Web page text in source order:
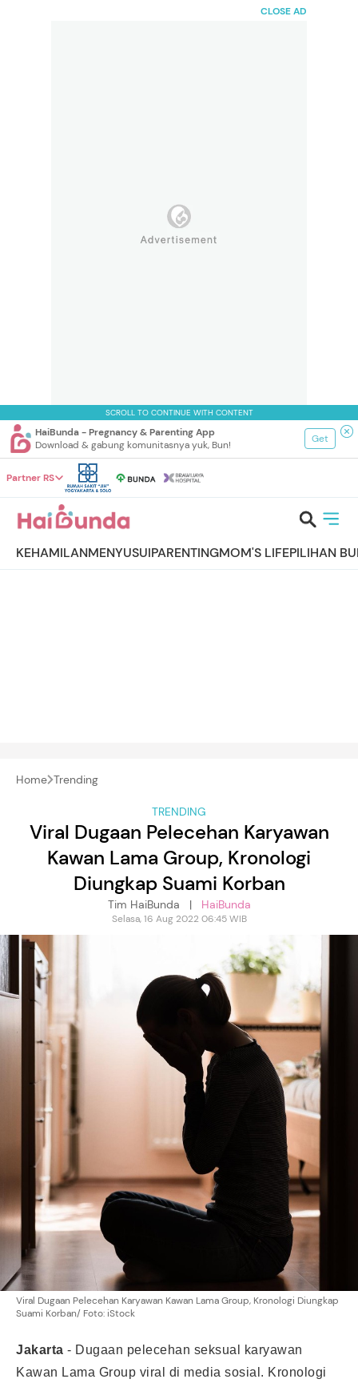
CLOSE AD
SCROLL TO CONTINUE WITH CONTENT
HaiBunda - Pregnancy & Parenting App
Download & gabung komunitasnya yuk, Bun!
Get
Partner RS
KEHAMILANMENYUSUIPARENTINGMOM'S LIFEPILIHAN
Home Trending
TRENDING
Viral Dugaan Pelecehan Karyawan
Kawan Lama Group, Kronologi
Diungkap Suami Korban
Tim HaiBunda | HaiBunda
Selasa, 16 Aug 2022 06:45 WIB
Viral Dugaan Pelecehan Karyawan Kawan Lama Group, Kronologi Diungkap
Suami Korban/ Foto: iStock
Jakarta - Dugaan pelecehan seksual karyawan
Kawan Lama Group viral di media sosial. Kronologi